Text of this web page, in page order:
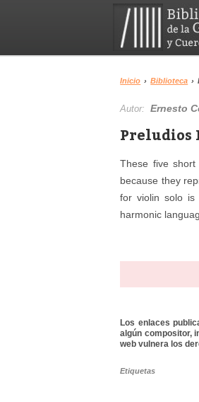
Inicio › Biblioteca ›
Autor:Ernesto
Preludios
These five
because they
for violin solo is
harmonic
Los enlaces
algún compositor,
web vulnera los
Etiquetas